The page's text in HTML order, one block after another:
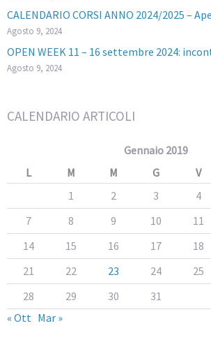
CALENDARIO CORSI ANNO 2024/2025 –
Agosto 9, 2024
OPEN WEEK 11 – 16 settembre 2024:
Agosto 9, 2024
CALENDARIO ARTICOLI
Gennaio 2019
L
M M G V
1
2 3 4
7
8 9 10 11
14
15 16 17 18
21
22 23 24 25
28
29 30
31
« Ott Mar »